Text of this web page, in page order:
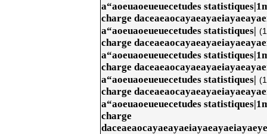
a“aoeuaoeueuecetudes
charge
a“aoeuaoeueuecetudes statistiques|
charge
a“aoeuaoeueuecetudes
charge
a“aoeuaoeueuecetudes statistiques|
charge
a“aoeuaoeueuecetudes
charge